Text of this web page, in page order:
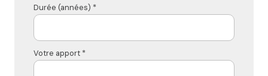
Durée (années) *
Votre apport *